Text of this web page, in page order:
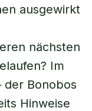
ausgewirkt
nächsten
Im
der Bonobos
Hinweise